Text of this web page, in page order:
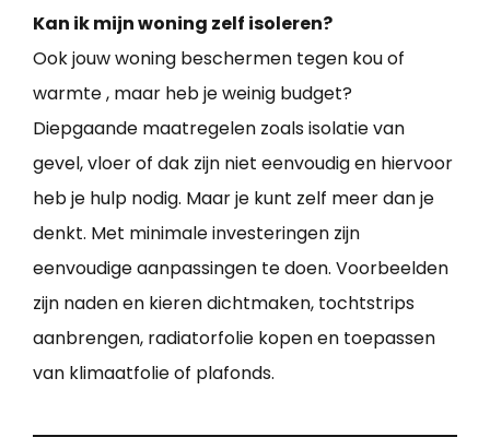
Kan ik mijn woning zelf isoleren?
Ook jouw woning beschermen tegen kou of
warmte , maar heb je weinig budget?
Diepgaande maatregelen zoals isolatie van
gevel, vloer of dak zijn niet eenvoudig en hiervoor
heb je hulp nodig. Maar je kunt zelf meer dan je
denkt. Met minimale investeringen zijn
eenvoudige aanpassingen te doen. Voorbeelden
zijn naden en kieren dichtmaken, tochtstrips
aanbrengen, radiatorfolie kopen en toepassen
van klimaatfolie of plafonds.